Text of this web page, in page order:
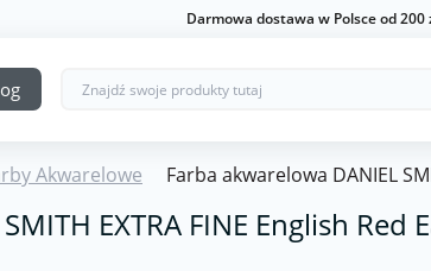
Darmowa dostawa w Polsce od 200
Akwarelowe Farba akwarelowa DANIEL
EXTRA FINE English Red